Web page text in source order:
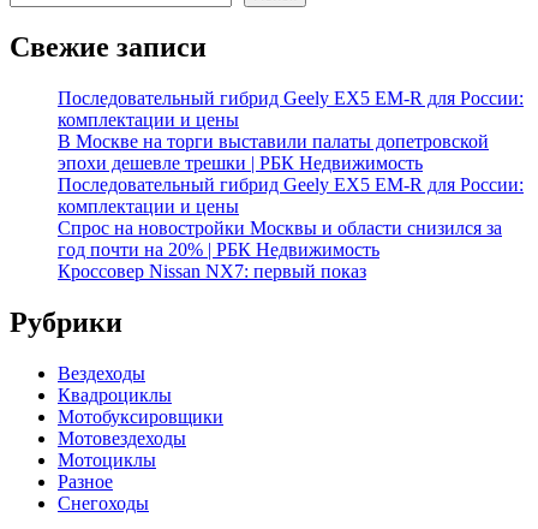
Свежие записи
Последовательный гибрид Geely EX5 EM-R для России:
комплектации и цены
В Москве на торги выставили палаты допетровской
эпохи дешевле трешки | РБК Недвижимость
Последовательный гибрид Geely EX5 EM-R для России:
комплектации и цены
Спрос на новостройки Москвы и области снизился за
год почти на 20% | РБК Недвижимость
Кроссовер Nissan NX7: первый показ
Рубрики
Вездеходы
Квадроциклы
Мотобуксировщики
Мотовездеходы
Мотоциклы
Разное
Снегоходы